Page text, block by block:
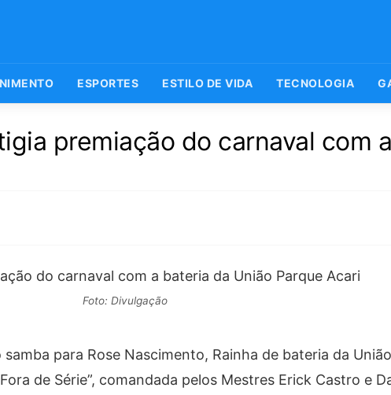
ESPORTES ESTILO DE VIDA TECNOLOGIA
premiação do carnaval com
Foto: Divulgação
para Rose Nascimento, Rainha de bateria da
de Série”, comandada pelos Mestres Erick Castro e